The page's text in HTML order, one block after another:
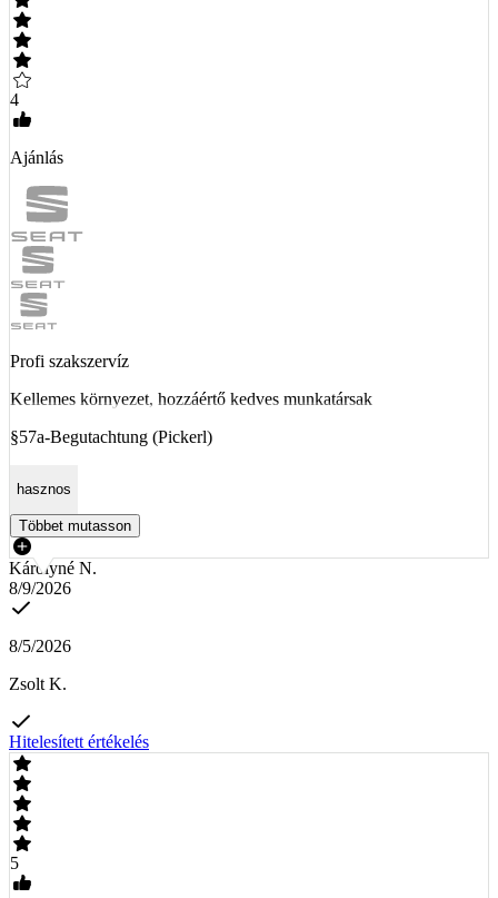
4
Ajánlás
Profi szakszervíz
Kellemes környezet, hozzáértő kedves munkatársak
§57a-Begutachtung (Pickerl)
hasznos
Többet mutasson
Károlyné N.
8/9/2026
8/5/2026
Zsolt K.
Hitelesített értékelés
5